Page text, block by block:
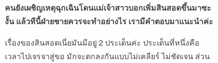
คนยังเผชิญเหตุฉุกเฉินโดนแม่เจ้าสาวบอกเพิ่มสินสอดขึ้นมาซะ
งั้น แล้วทีนี้ฝ่ายชายควรจะทำอย่างไร เรามีคำตอบมาแนะนำค่ะ
เรื่องของสินสอดเนี่ยมันมีอยู่ 2 ประเด็นค่ะ ประเด็นที่หนึ่งคือ
เวลาไปเจรจาสู่ขอ มักจะตกลงกันแบบไม่เคลียร์ ไม่ชัดเจน ส่วน